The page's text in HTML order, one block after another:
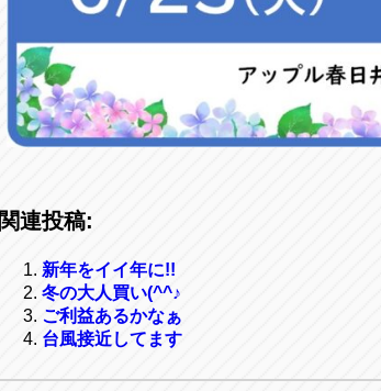
関連投稿:
新年をイイ年に!!
冬の大人買い(^^♪
ご利益あるかなぁ
台風接近してます